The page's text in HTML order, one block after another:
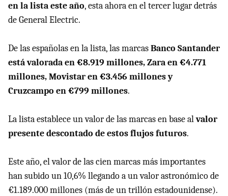
en la lista este año, esta ahora en el tercer lugar detrás
de General Electric.
De las españolas en la lista, las marcasBanco Santander
está valorada en €8.919 millones, Zara en €4.771
millones, Movistar en €3.456 millones y
Cruzcampo en €799 millones.
La lista establece un valor de las marcas en base alvalor
presente descontado de estos flujos futuros.
Este año, el valor de las cien marcas más importantes
han subido un 10,6% llegando a un valor astronómico de
€1.189.000 millones (más de un trillón estadounidense).